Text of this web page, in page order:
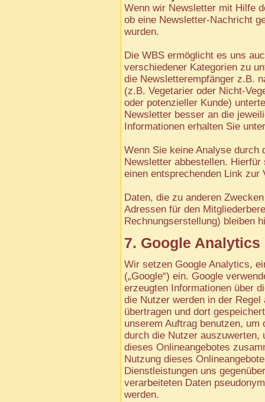
Wenn wir Newsletter mit Hilfe
ob eine Newsletter-Nachricht
wurden.
Die WBS ermöglicht es uns
verschiedener Kategorien zu
die Newsletterempfänger z.B.
(z.B. Vegetarier oder Nicht-
oder potenzieller Kunde)
Newsletter besser an die
Informationen erhalten Sie
Wenn Sie keine Analyse durch
Newsletter abbestellen.
einen entsprechenden Link zur
Daten, die zu anderen
Adressen für den
Rechnungserstellung) bleiben
7. Google Analytics
Wir setzen Google Analytics,
(„Google“) ein. Google
erzeugten Informationen über
die Nutzer werden in der
übertragen und dort
unserem Auftrag benutzen,
durch die Nutzer auszuwerten,
dieses Onlineangebotes
Nutzung dieses
Dienstleistungen uns
verarbeiteten Daten
werden.